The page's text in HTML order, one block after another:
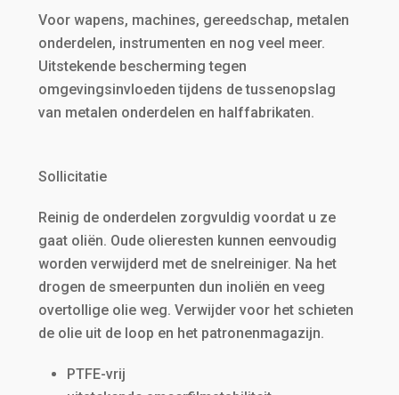
Voor wapens, machines, gereedschap, metalen
onderdelen, instrumenten en nog veel meer.
Uitstekende bescherming tegen
omgevingsinvloeden tijdens de tussenopslag
van metalen onderdelen en halffabrikaten.
Solli­ci­tatie
Reinig de onderdelen zorgvuldig voordat u ze
gaat oliën. Oude olieresten kunnen eenvoudig
worden verwijderd met de snelreiniger. Na het
drogen de smeerpunten dun inoliën en veeg
overtollige olie weg. Verwijder voor het schieten
de olie uit de loop en het patronenmagazijn.
PTFE-vrij